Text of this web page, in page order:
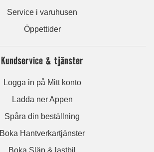
Service i varuhusen
Öppettider
Kundservice & tjänster
Logga in på Mitt konto
Ladda ner Appen
Spåra din beställning
Boka Hantverkartjänster
Boka Släp & lastbil